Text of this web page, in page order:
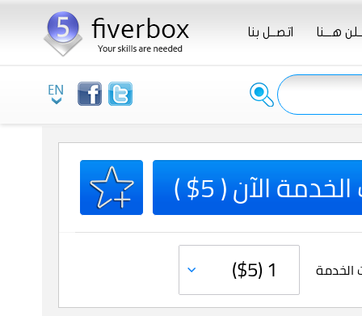
هـــنا اتصــل بنا
الآن ( 5$ )
الخدمة